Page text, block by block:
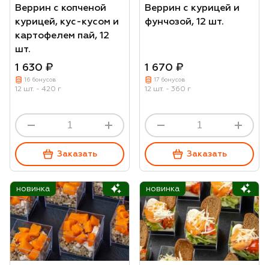
Веррин с копченой
курицей, кус-кусом и
картофелем пай, 12
шт.
1 630 ₽
16 бонусов
12 шт. - 420 г
Заказать
Веррин с курицей и
фунчозой, 12 шт.
1 670 ₽
17 бонусов
12 шт. - 360 г
Заказать
новинка новинка